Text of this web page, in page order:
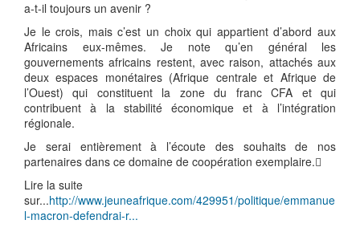
a-t-il toujours un avenir ?
Je le crois, mais c’est un choix qui appartient d’abord aux
Africains eux-mêmes. Je note qu’en général les
gouvernements africains restent, avec raison, attachés aux
deux espaces monétaires (Afrique centrale et Afrique de
l’Ouest) qui constituent la zone du franc CFA et qui
contribuent à la stabilité économique et à l’intégration
régionale.
Je serai entièrement à l’écoute des souhaits de nos
partenaires dans ce domaine de coopération exemplaire.
Lire la suite
sur...http://www.jeuneafrique.com/429951/politique/emmanue
l-macron-defendrai-r...